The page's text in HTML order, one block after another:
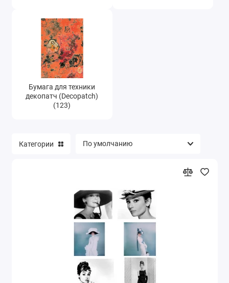
Бумага для техники
декопатч (Decopatch)
(123)
Категории